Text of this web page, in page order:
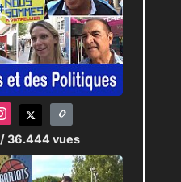
/ 36.444 vues